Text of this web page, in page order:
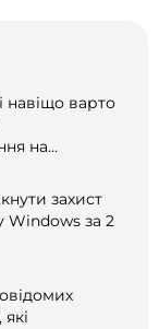
навіщо варто
на
захист
Windows за 2